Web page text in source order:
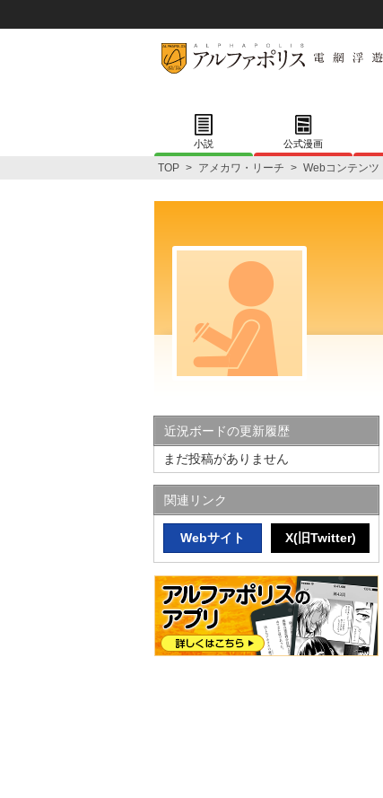
小説 公式漫画
TOP > アメカワ・リーチ > Webコンテンツ
近況ボードの更新履歴
まだ投稿がありません
関連リンク
Webサイト X(旧Twitter)